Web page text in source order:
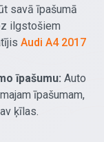
savā īpašumā
ilgstošiem
Audi A4 2017
īpašumu: Auto
īpašumam,
ķīlas.